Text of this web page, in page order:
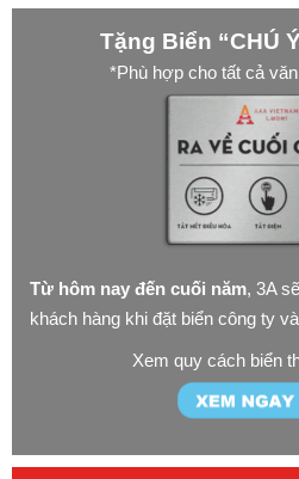
Tặng Biển “CHÚ
*Phù hợp cho tất cả
Từ hôm nay đến cuối năm, 3A sẽ
khách hàng khi đặt biển công ty
Xem quy cách biển